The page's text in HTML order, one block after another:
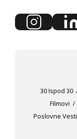
30 Ispod 30
Filmovi
Poslovne Vesti